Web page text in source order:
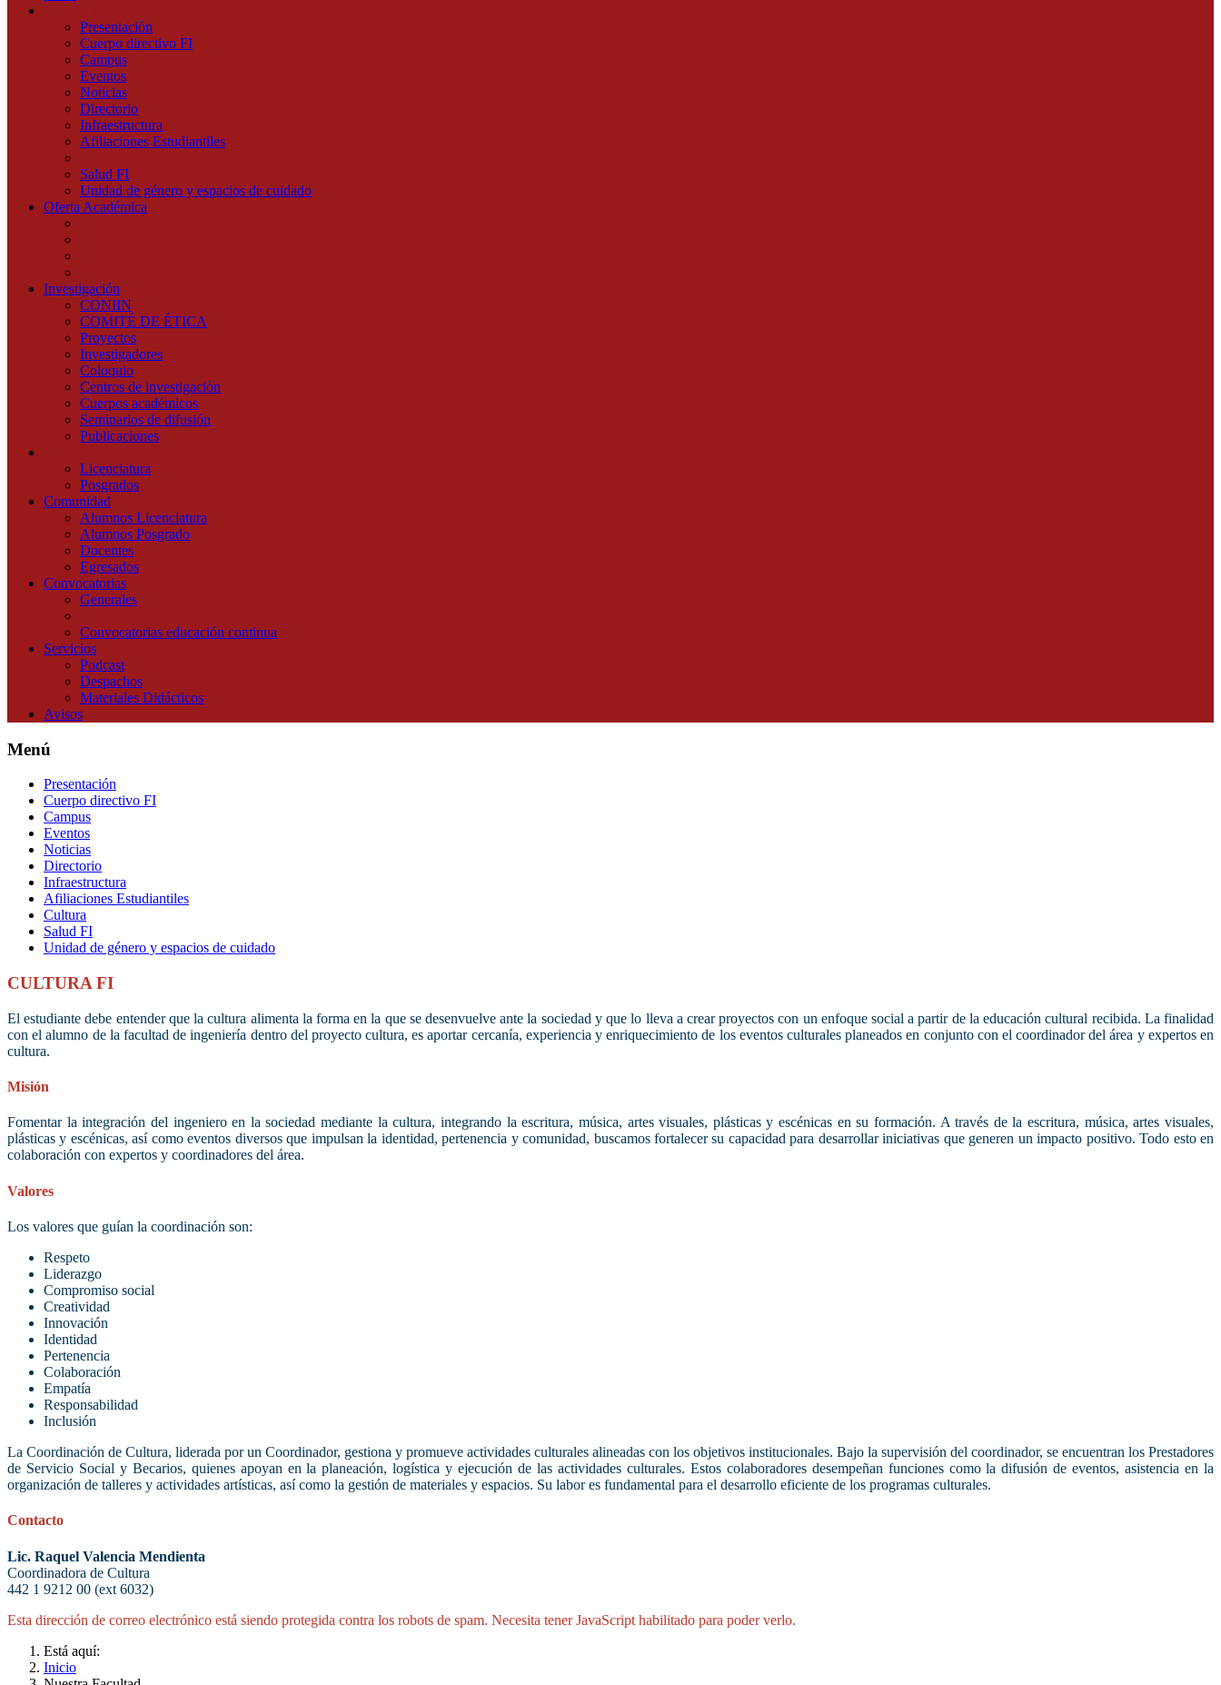
Presentación
Cuerpo directivo FI
Campus
Eventos
Noticias
Directorio
Infraestructura
Afiliaciones Estudiantiles
Salud FI
Unidad de género y espacios de cuidado
Oferta Académica
Investigación
CONIIN
COMITÉ DE ÉTICA
Proyectos
Investigadores
Coloquio
Centros de investigación
Cuerpos académicos
Seminarios de difusión
Publicaciones
Licenciatura
Posgrados
Comunidad
Alumnos Licenciatura
Alumnos Posgrado
Docentes
Egresados
Convocatorias
Generales
Convocatorias educación continua
Servicios
Podcast
Despachos
Materiales Didácticos
Avisos
Menú
Presentación
Cuerpo directivo FI
Campus
Eventos
Noticias
Directorio
Infraestructura
Afiliaciones Estudiantiles
Cultura
Salud FI
Unidad de género y espacios de cuidado
CULTURA FI
El estudiante debe entender que la cultura alimenta la forma en la que se desenvuelve ante la sociedad y que lo lleva a crear proyectos con un enfoque social a partir de la educación cultural recibida. La finalidad
con el alumno de la facultad de ingeniería dentro del proyecto cultura, es aportar cercanía, experiencia y enriquecimiento de los eventos culturales planeados en conjunto con el coordinador del área y expertos en
cultura.
Misión
Fomentar la integración del ingeniero en la sociedad mediante la cultura, integrando la escritura, música, artes visuales, plásticas y escénicas en su formación. A través de la escritura, música, artes visuales,
plásticas y escénicas, así como eventos diversos que impulsan la identidad, pertenencia y comunidad, buscamos fortalecer su capacidad para desarrollar iniciativas que generen un impacto positivo. Todo esto en
colaboración con expertos y coordinadores del área.
Valores
Los valores que guían la coordinación son:
Respeto
Liderazgo
Compromiso social
Creatividad
Innovación
Identidad
Pertenencia
Colaboración
Empatía
Responsabilidad
Inclusión
La Coordinación de Cultura, liderada por un Coordinador, gestiona y promueve actividades culturales alineadas con los objetivos institucionales. Bajo la supervisión del coordinador, se encuentran los Prestadores
de Servicio Social y Becarios, quienes apoyan en la planeación, logística y ejecución de las actividades culturales. Estos colaboradores desempeñan funciones como la difusión de eventos, asistencia en la
organización de talleres y actividades artísticas, así como la gestión de materiales y espacios. Su labor es fundamental para el desarrollo eficiente de los programas culturales.
Contacto
Lic. Raquel Valencia Mendienta
Coordinadora de Cultura
442 1 9212 00 (ext 6032)
Esta dirección de correo electrónico está siendo protegida contra los robots de spam. Necesita tener JavaScript habilitado para poder verlo.
Está aquí:
Inicio